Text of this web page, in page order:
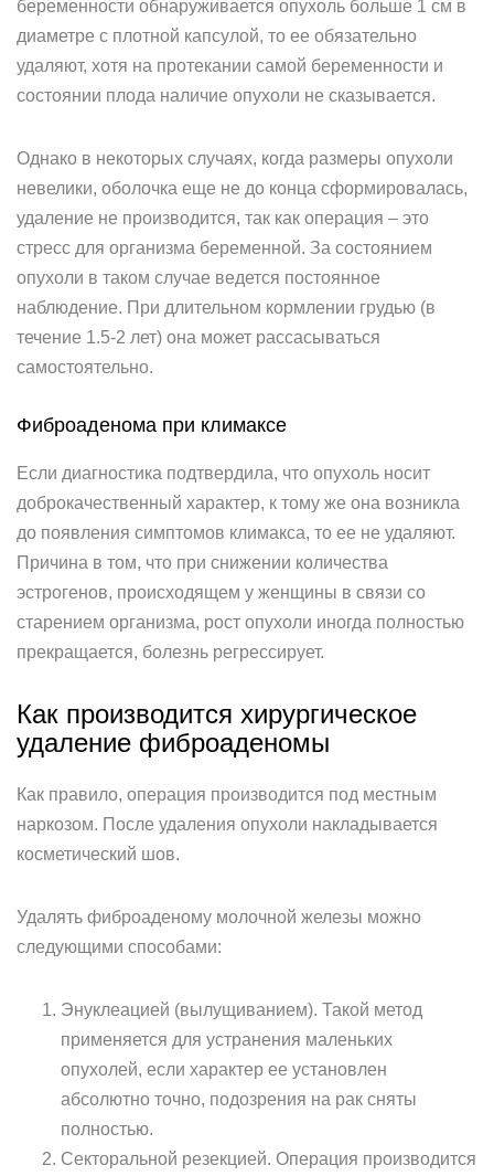
беременности обнаруживается опухоль больше 1 см в
диаметре с плотной капсулой, то ее обязательно
удаляют, хотя на протекании самой беременности и
состоянии плода наличие опухоли не сказывается.
Однако в некоторых случаях, когда размеры опухоли
невелики, оболочка еще не до конца сформировалась,
удаление не производится, так как операция – это
стресс для организма беременной. За состоянием
опухоли в таком случае ведется постоянное
наблюдение. При длительном кормлении грудью (в
течение 1.5-2 лет) она может рассасываться
самостоятельно.
Фиброаденома при климаксе
Если диагностика подтвердила, что опухоль носит
доброкачественный характер, к тому же она возникла
до появления симптомов климакса, то ее не удаляют.
Причина в том, что при снижении количества
эстрогенов, происходящем у женщины в связи со
старением организма, рост опухоли иногда полностью
прекращается, болезнь регрессирует.
Как производится хирургическое
удаление фиброаденомы
Как правило, операция производится под местным
наркозом. После удаления опухоли накладывается
косметический шов.
Удалять фиброаденому молочной железы можно
следующими способами:
Энуклеацией (вылущиванием). Такой метод
применяется для устранения маленьких
опухолей, если характер ее установлен
абсолютно точно, подозрения на рак сняты
полностью.
Секторальной резекцией. Операция производится